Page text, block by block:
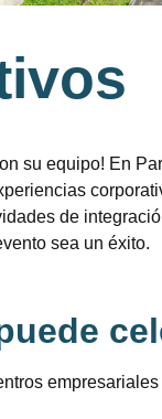
su equipo! En
de
sea un éxito.​